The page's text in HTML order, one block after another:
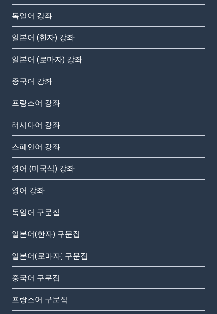
독일어 강좌
일본어 (한자) 강좌
일본어 (로마자) 강좌
중국어 강좌
프랑스어 강좌
러시아어 강좌
스페인어 강좌
영어 (미국식) 강좌
영어 강좌
독일어 구문집
일본어(한자) 구문집
일본어(로마자) 구문집
중국어 구문집
프랑스어 구문집